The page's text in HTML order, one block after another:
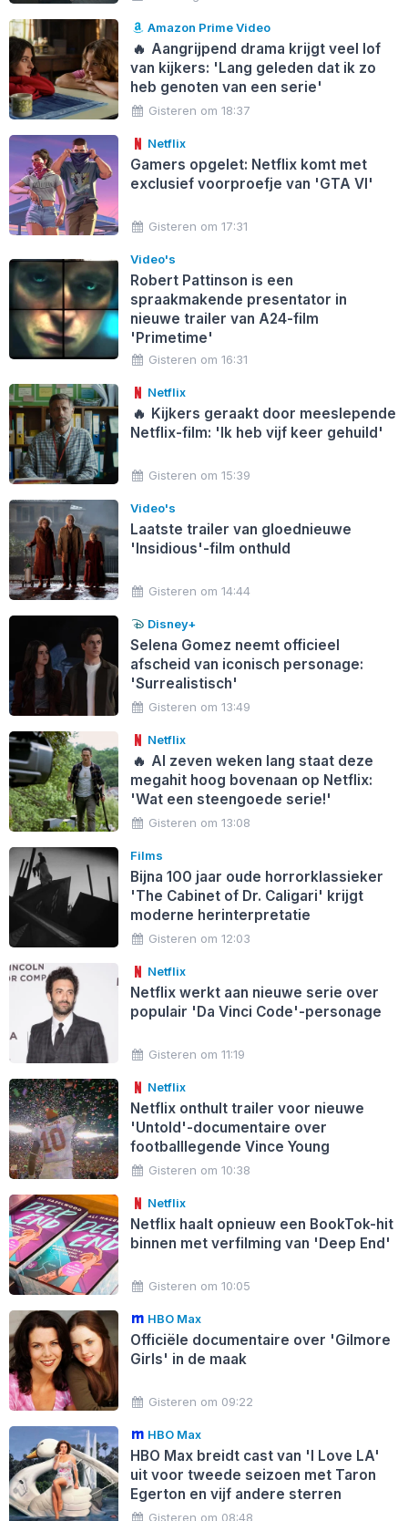
Amazon Prime Video
🔥 Aangrijpend drama krijgt veel lof
van kijkers: 'Lang geleden dat ik zo
heb genoten van een serie'
Gisteren om 18:37
Netflix
Gamers opgelet: Netflix komt met
exclusief voorproefje van 'GTA VI'
Gisteren om 17:31
Video's
Robert Pattinson is een
spraakmakende presentator in
nieuwe trailer van A24-film
'Primetime'
Gisteren om 16:31
Netflix
🔥 Kijkers geraakt door meeslepende
Netflix-film: 'Ik heb vijf keer gehuild'
Gisteren om 15:39
Video's
Laatste trailer van gloednieuwe
'Insidious'-film onthuld
Gisteren om 14:44
Disney+
Selena Gomez neemt officieel
afscheid van iconisch personage:
'Surrealistisch'
Gisteren om 13:49
Netflix
🔥 Al zeven weken lang staat deze
megahit hoog bovenaan op Netflix:
'Wat een steengoede serie!'
Gisteren om 13:08
Films
Bijna 100 jaar oude horrorklassieker
'The Cabinet of Dr. Caligari' krijgt
moderne herinterpretatie
Gisteren om 12:03
Netflix
Netflix werkt aan nieuwe serie over
populair 'Da Vinci Code'-personage
Gisteren om 11:19
Netflix
Netflix onthult trailer voor nieuwe
'Untold'-documentaire over
footballlegende Vince Young
Gisteren om 10:38
Netflix
Netflix haalt opnieuw een BookTok-hit
binnen met verfilming van 'Deep End'
Gisteren om 10:05
HBO Max
Officiële documentaire over 'Gilmore
Girls' in de maak
Gisteren om 09:22
HBO Max
HBO Max breidt cast van 'I Love LA'
uit voor tweede seizoen met Taron
Egerton en vijf andere sterren
Gisteren om 08:48